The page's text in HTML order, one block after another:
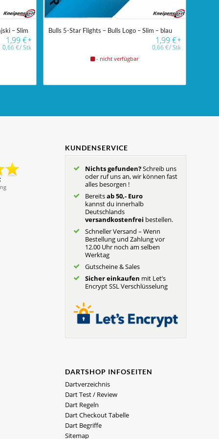
– Slim
1,99€*
0,66€/Stk
Bulls 5-Star Flights – Bulls Logo – Slim – blau
1,99 €*
0,66€/Stk
- nicht verfügbar
KUNDENSERVICE
Nichts gefunden?Schreib uns
oder ruf uns an, wir können fast
alles besorgen !
Bereitsab 50,- Euro
kannst du innerhalb
Deutschlands
versandkostenfrei bestellen.
Schneller Versand – Wenn
Bestellung und Zahlung vor
12.00 Uhr noch am selben
Werktag
Gutscheine & Sales
Sicher einkaufen mit Let’s
Encrypt SSL Verschlüsselung
DARTSHOP INFOSEITEN
Dartverzeichnis
Dart Test / Review
Dart Regeln
Dart Checkout Tabelle
Dart Begriffe
Sitemap